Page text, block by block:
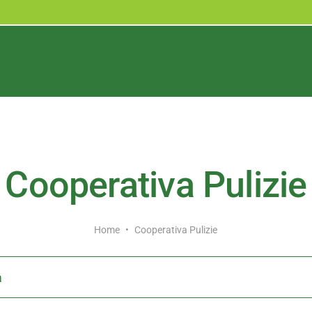
Cooperativa Pulizie
Home • Cooperativa Pulizie